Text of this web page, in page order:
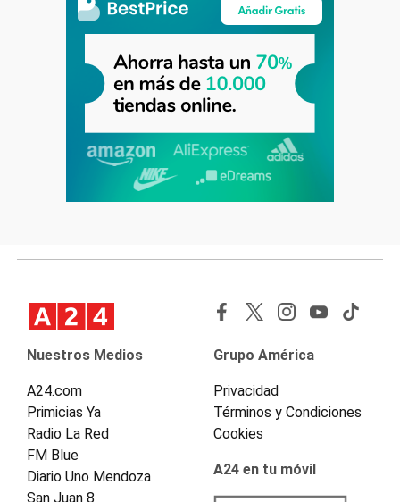
Nuestros Medios
A24.com
Primicias Ya
Radio La Red
FM Blue
Diario Uno Mendoza
San Juan 8
Grupo América
Privacidad
Términos y Condiciones
Cookies
A24 en tu móvil